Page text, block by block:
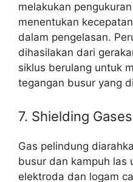
melakukan
menentukan
dalam pengelasan.
dihasilakan dari
siklus berulang untuk
tegangan busur yang
7. Shielding
Gas pelindung
busur dan kampuh las
elektroda dan logam